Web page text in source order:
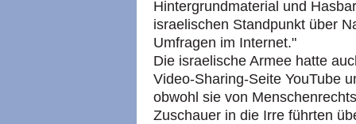
Hintergrundmaterial und
israelischen Standpunkt über
Umfragen im Internet."
Die israelische Armee hatte
Video-Sharing-Seite YouTube
obwohl sie von
Zuschauer in die Irre führten